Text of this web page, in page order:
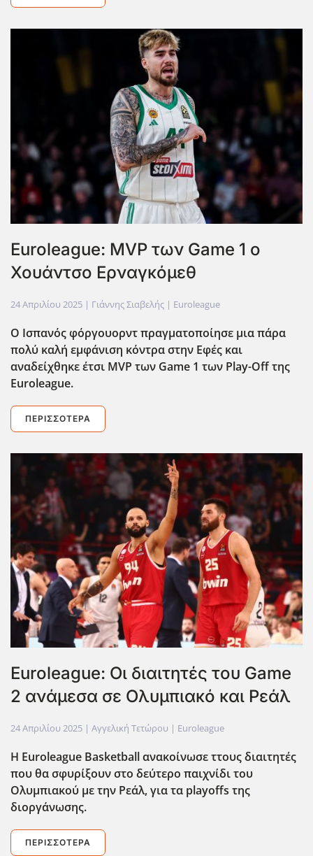
Euroleague: MVP των Game 1 ο
Χουάντσο Ερναγκόμεθ
24 Απριλίου 2025 | Γιάννης Σιαβελής | Euroleague
Ο Ισπανός φόργουορντ πραγματοποίησε μια πάρα
πολύ καλή εμφάνιση κόντρα στην Εφές και
αναδείχθηκε έτσι MVP των Game 1 των Play-Off της
Euroleague.
ΠΕΡΙΣΣΌΤΕΡΑ
Euroleague: Οι διαιτητές του Game
2 ανάμεσα σε Ολυμπιακό και Ρεάλ
24 Απριλίου 2025 | Αγγελική Τετώρου | Euroleague
H Euroleague Basketball ανακοίνωσε ττους διαιτητές
που θα σφυρίξουν στο δεύτερο παιχνίδι του
Ολυμπιακού με την Ρεάλ, για τα playoffs της
διοργάνωσης.
ΠΕΡΙΣΣΌΤΕΡΑ